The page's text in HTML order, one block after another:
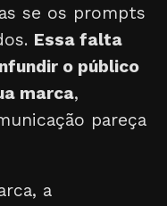
se os prompts
Essa falta
o público
marca,
pareça
a